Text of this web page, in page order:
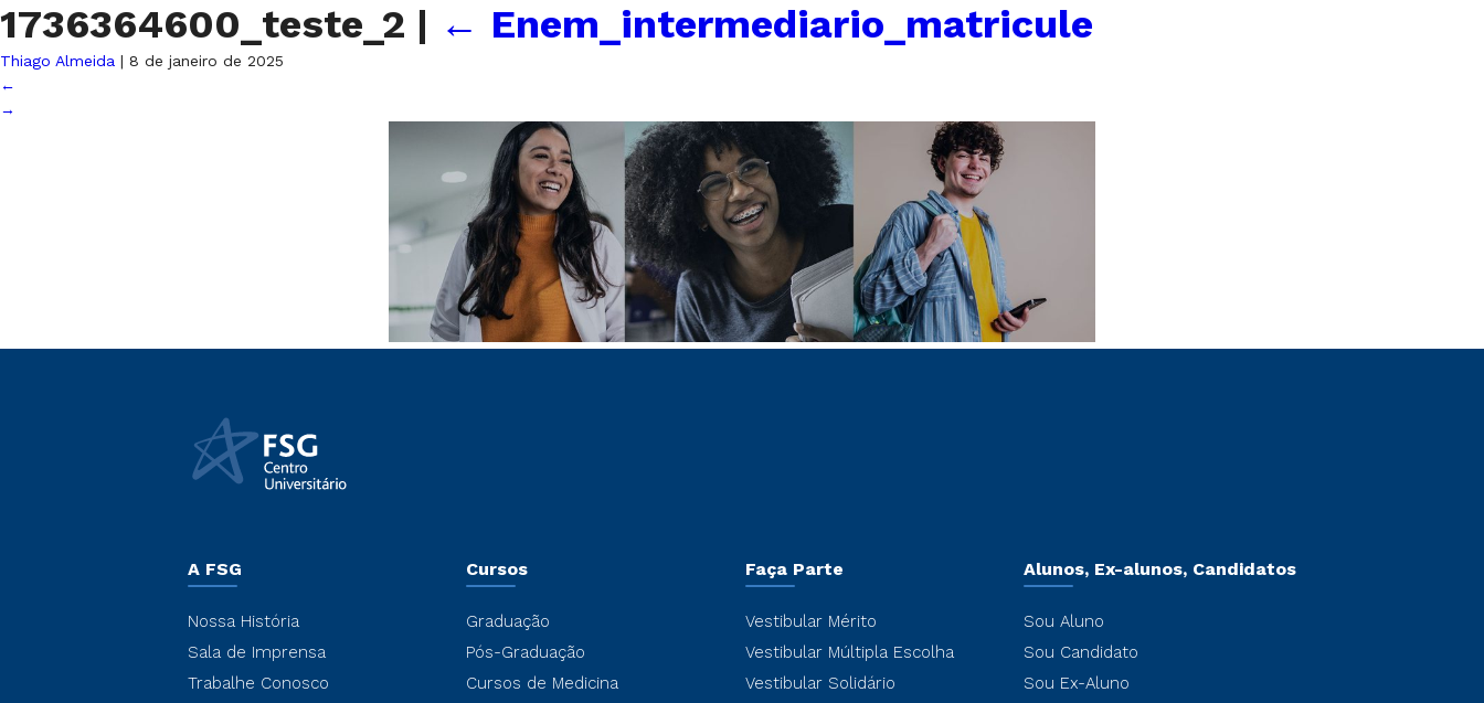
1736364600_teste_2 | ← Enem_intermediario_matricule
Thiago Almeida | 8 de janeiro de 2025
←
→
A FSG
Nossa História
Sala de Imprensa
Trabalhe Conosco
Cursos
Graduação
Pós-Graduação
Cursos de Medicina
Faça Parte
Vestibular Mérito
Vestibular Múltipla Escolha
Vestibular Solidário
Alunos, Ex-alunos, Candidatos
Sou Aluno
Sou Candidato
Sou Ex-Aluno